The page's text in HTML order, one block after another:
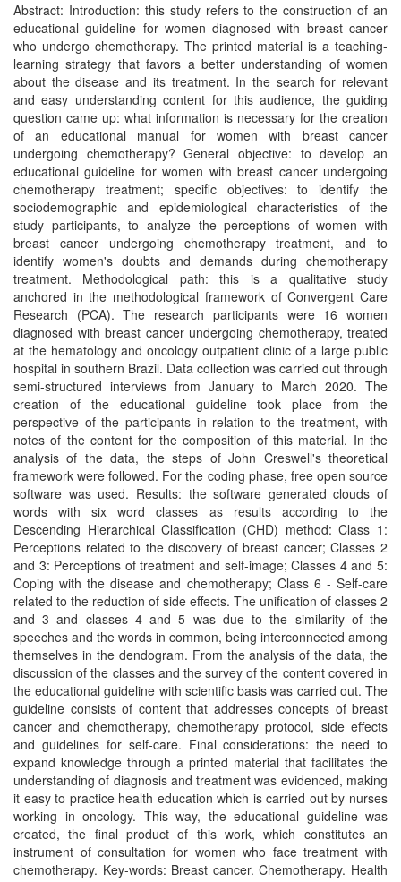
Abstract: Introduction: this study refers to the construction of an
educational guideline for women diagnosed with breast cancer
who undergo chemotherapy. The printed material is a teaching-
learning strategy that favors a better understanding of women
about the disease and its treatment. In the search for relevant
and easy understanding content for this audience, the guiding
question came up: what information is necessary for the creation
of an educational manual for women with breast cancer
undergoing chemotherapy? General objective: to develop an
educational guideline for women with breast cancer undergoing
chemotherapy treatment; specific objectives: to identify the
sociodemographic and epidemiological characteristics of the
study participants, to analyze the perceptions of women with
breast cancer undergoing chemotherapy treatment, and to
identify women's doubts and demands during chemotherapy
treatment. Methodological path: this is a qualitative study
anchored in the methodological framework of Convergent Care
Research (PCA). The research participants were 16 women
diagnosed with breast cancer undergoing chemotherapy, treated
at the hematology and oncology outpatient clinic of a large public
hospital in southern Brazil. Data collection was carried out through
semi-structured interviews from January to March 2020. The
creation of the educational guideline took place from the
perspective of the participants in relation to the treatment, with
notes of the content for the composition of this material. In the
analysis of the data, the steps of John Creswell's theoretical
framework were followed. For the coding phase, free open source
software was used. Results: the software generated clouds of
words with six word classes as results according to the
Descending Hierarchical Classification (CHD) method: Class 1:
Perceptions related to the discovery of breast cancer; Classes 2
and 3: Perceptions of treatment and self-image; Classes 4 and 5:
Coping with the disease and chemotherapy; Class 6 - Self-care
related to the reduction of side effects. The unification of classes 2
and 3 and classes 4 and 5 was due to the similarity of the
speeches and the words in common, being interconnected among
themselves in the dendogram. From the analysis of the data, the
discussion of the classes and the survey of the content covered in
the educational guideline with scientific basis was carried out. The
guideline consists of content that addresses concepts of breast
cancer and chemotherapy, chemotherapy protocol, side effects
and guidelines for self-care. Final considerations: the need to
expand knowledge through a printed material that facilitates the
understanding of diagnosis and treatment was evidenced, making
it easy to practice health education which is carried out by nurses
working in oncology. This way, the educational guideline was
created, the final product of this work, which constitutes an
instrument of consultation for women who face treatment with
chemotherapy. Key-words: Breast cancer. Chemotherapy. Health